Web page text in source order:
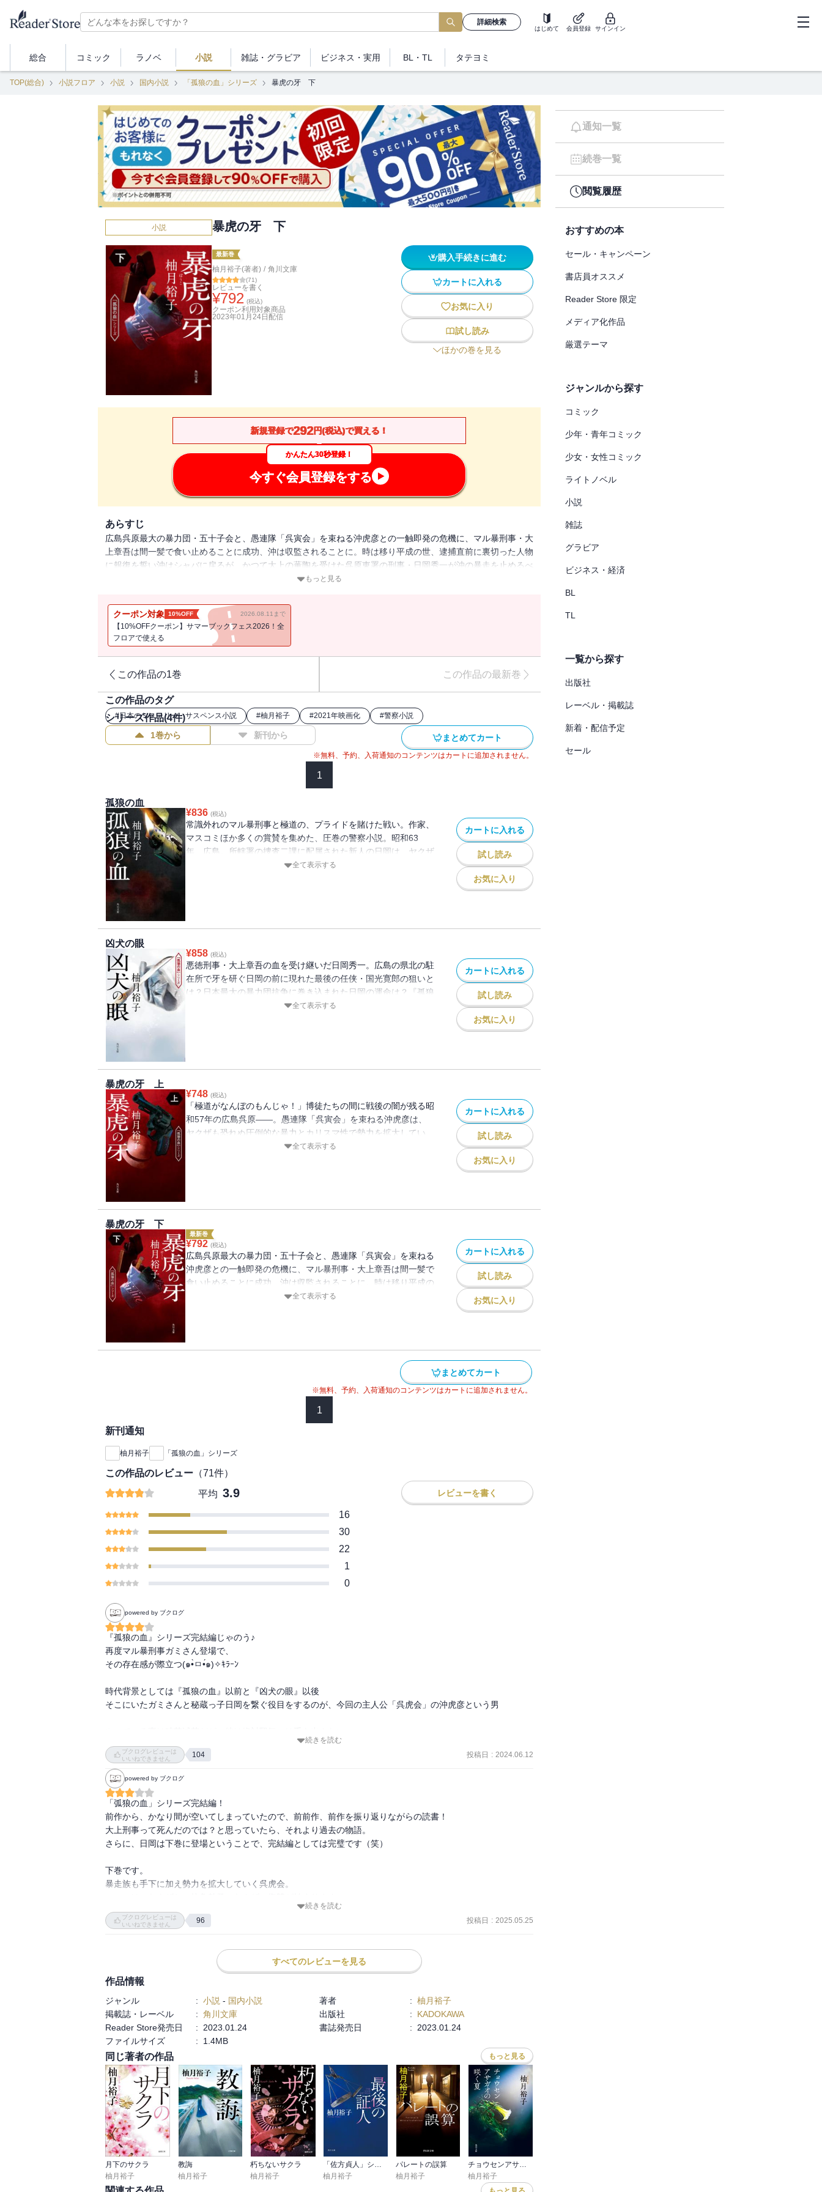
詳細検索
はじめて 会員登録 サインイン
総合 コミック ラノベ 小説 雑誌・ グラビア ビジネス ・実用 BL・TL タテヨミ
TOP(総合) 小説フロア 小説 国内小説 「孤狼の血」シリーズ 暴虎の牙 下
小説 暴虎の牙 下
最新巻
柚月裕子(著者) / 角川文庫
(71)
レビューを書く
¥792 (税込)
クーポン利用対象商品
2023年01月24日 配信
購入手続きに進む
カートに入れる
お気に入り
試し読み
ほかの巻を見る
新規登録で292円(税込)で買える！
かんたん30秒登録！
今すぐ会員登録をする
あらすじ
広島呉原最大の暴力団・五十子会と、愚連隊「呉寅会」を束ねる沖虎彦との一触即発の危機に、マル暴刑事・大
上章吾は間一髪で食い止めることに成功、沖は収監されることに。時は移り平成の世、逮捕直前に裏切った人物
に報復を誓い沖はシャバに戻るが、かつて大上の薫陶を受けた呉原東署の刑事・日岡秀一が沖の暴走を止めるべ
く動き出す。果たして沖の運命は？ 最強の警察小説「孤狼の血」シリーズ完結編！解説・白石和彌（映画『孤
もっと見る
クーポン対象 10%OFF 2026.08.11まで
【10%OFFクーポン】サマーブックフェス2026！全
フロアで使える
この作品の1巻 この作品の最新巻
この作品のタグ
#日本のミステリー・サスペンス小説 #柚月裕子 #2021年映画化 #警察小説
シリーズ作品(4件)
1巻から 新刊から まとめてカート
※無料、予約、入荷通知のコンテンツはカートに追加されません。
1
孤狼の血
¥836 (税込)
常識外れのマル暴刑事と極道の、プライドを賭けた戦い。作家、
マスコミほか多くの賞賛を集めた、圧巻の警察小説。昭和63
年、広島。所轄署の捜査二課に配属された新人の日岡は、ヤクザ
との癒着を噂される刑事・大上のもとで、暴力団系列の金融会社
大上が思いも寄らない大胆な秘策を打ち出すが・・・・・・。正
っていく――。
全て表示する
カートに入れる
試し読み
お気に入り
凶犬の眼
¥858 (税込)
悪徳刑事・大上章吾の血を受け継いだ日岡秀一。広島の県北の駐
在所で牙を研ぐ日岡の前に現れた最後の任侠・国光寛郎の狙いと
は？日本最大の暴力団抗争に巻き込まれた日岡の運命は？『孤狼
全て表示する
カートに入れる
試し読み
お気に入り
暴虎の牙 上
¥748 (税込)
「極道がなんぼのもんじゃ！」博徒たちの間に戦後の闇が残る昭
和57年の広島呉原――。愚連隊「呉寅会」を束ねる沖虎彦は、
ヤクザも恐れぬ圧倒的な暴力とカリスマ性で勢力を拡大してい
た。広島北署二課暴力団係の刑事・大上章吾は、その情報網か
全て表示する
カートに入れる
試し読み
お気に入り
暴虎の牙 下
最新巻
¥792 (税込)
広島呉原最大の暴力団・五十子会と、愚連隊「呉寅会」を束ねる
沖虎彦との一触即発の危機に、マル暴刑事・大上章吾は間一髪で
食い止めることに成功、沖は収監されることに。時は移り平成の
世、逮捕直前に裏切った人物に報復を誓い沖はシャバに戻るが、
血』監督）
全て表示する
カートに入れる
試し読み
お気に入り
まとめてカート
※無料、予約、入荷通知のコンテンツはカートに追加されません。
1
新刊通知
柚月裕子 「孤狼の血」シリーズ
この作品のレビュー （71件）
平均 3.9 レビューを書く
16
30
22
1
0
powered by ブクログ
『孤狼の血』シリーズ完結編じゃのう♪
再度マル暴刑事ガミさん登場で、
その存在感が際立つ(๑•̀ㅁ•́๑)✧ｷﾗｰﾝ
時代背景としては『孤狼の血』以前と『凶犬の眼』以後
そこにいたガミさんと秘蔵っ子日岡を繋ぐ役目をするのが、今回の主人公「呉虎会」の沖虎彦という男
そんな自分と似ている沖が気になり、敵対視しているものが同じだというのもあり、ガミさんがちょっかいを出
す
トレードマークのパナマ帽のエピソードは意外だった
単に好きでかぶっていた訳ではなかったんだね
私は沖にはハマらなかったけれど、育った環境が良くなくて、寂しい奴だったんだなと思う
愛の手を差し伸べてもらっていたのになあ。。。
ガミさんの人生で一番満たされていたであろうわずかな時間と、一瞬で大切なものを失った話が出て来てくる
とてもとても切ない๐·°(৹˃̵﹏˂̵৹)°·๐
日岡もオッサンとなって再び登場する訳だが、ガミさんから譲り受けたあのノートやお金を活用しているシーン
を私はかなり楽しみにしていた
移りゆく時代とともに、人との関係もいつまでもずっと同じでいられない事もあるよね
刺激的なシリーズものだった
何だか終わってしまって寂しい
もう何回も言っちゃうけれど、柚月裕子さん、格好良過ぎです(❃´◡`❃)
続きを読む
ブクログレビューは
いいねできません
104 投稿日 : 2024.06.12
powered by ブクログ
「弧狼の血」シリーズ完結編！
前作から、かなり間が空いてしまっていたので、前前作、前作を振り返りながらの読書！
大上刑事って死んだのでは？と思っていたら、それより過去の物語。
さらに、日岡は下巻に登場ということで、完結編としては完璧です（笑）
下巻です。
暴走族も手下に加え勢力を拡大していく呉虎会。
しかし、その最終決戦の寸前で、大上により沖は捕まってしまいます。
警察に情報を流したのは誰なのか？
裏切者に報復すること。そして、再び呉虎会の復活すること。その沖の暴走は止まりません。
それを阻止すべく、日岡の登場！
日岡VS沖の展開になります。
裏切者は誰？
沖はどうなる？
といった展開です。
楽しめました。
これまた、シリーズは順番に読む必要があります！
お勧めです。
続きを読む
ブクログレビューは
いいねできません
96 投稿日 : 2025.05.25
すべてのレビューを見る
作品情報
ジャンル : 小説 - 国内小説 著者 : 柚月裕子
掲載誌・レーベル
: 角川文庫 出版社 :
KADOKAWA
Reader Store発売日
: 2023.01.24 書誌発売日 : 2023.01.24
ファイルサイズ
: 1.4MB
同じ著者の作品 もっと見る
月下のサクラ
柚月裕子
教誨
柚月裕子
朽ちないサクラ
柚月裕子
柚月裕子
パレートの誤算
柚月裕子
柚月裕子
通知一覧
続巻一覧
閲覧履歴
おすすめの本
セール・キャンペーン
書店員オススメ
Reader Store 限定
メディア化作品
厳選テーマ
ジャンルから探す
コミック
少年・青年コミック
少女・女性コミック
ライトノベル
小説
雑誌
グラビア
ビジネス・経済
BL
TL
一覧から探す
出版社
レーベル・掲載誌
新着・配信予定
セール